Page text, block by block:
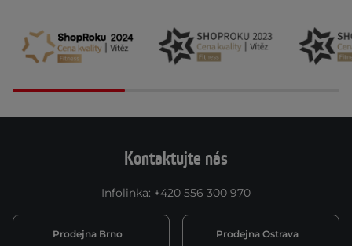
Kontaktujte nás
Infolinka: +420 556 300 970
Prodejna Brno Prodejna Ostrava